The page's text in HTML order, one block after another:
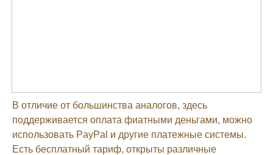
В отличие от большинства аналогов, здесь
поддерживается оплата фиатными деньгами, можно
использовать PayPal и другие платежные системы.
Есть бесплатный тариф, открыты различные